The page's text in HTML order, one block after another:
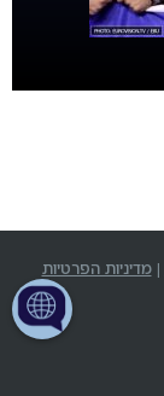
|מדיניות הפרטיות